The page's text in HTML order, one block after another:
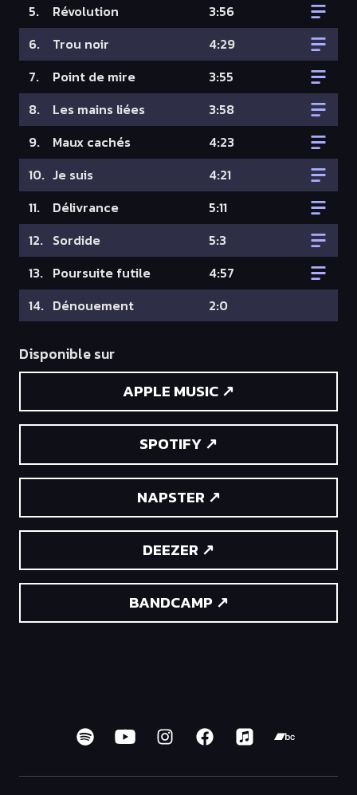
5.
Révolution
3:56
6.
Trou noir
4:29
7.
Point de mire
3:55
8.
Les mains liées
3:58
9.
Maux cachés
4:23
10. Je suis
4:21
11.
Délivrance
5:11
12. Sordide
5:3
13. Poursuite futile
4:57
14. Dénouement 2:0
Disponible sur
APPLE MUSIC ↗
SPOTIFY ↗
NAPSTER ↗
DEEZER ↗
BANDCAMP ↗